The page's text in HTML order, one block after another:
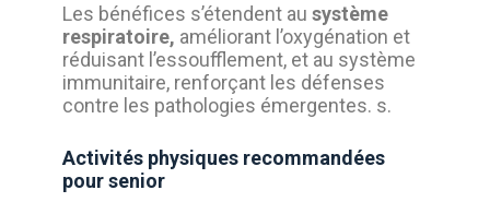
Les bénéfices s’étendent au système
respiratoire, améliorant l’oxygénation et
réduisant l’essoufflement, et au système
immunitaire, renforçant les défenses
contre les pathologies émergentes. s.
Activités physiques recommandées
pour senior